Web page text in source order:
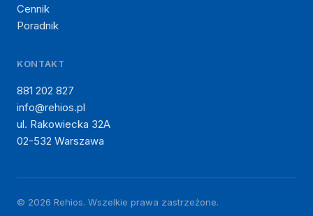
Cennik
Poradnik
KONTAKT
881 202 827
info@rehios.pl
ul. Rakowiecka 32A
02-532 Warszawa
© 2026 Rehios. Wszelkie prawa zastrzeżone.